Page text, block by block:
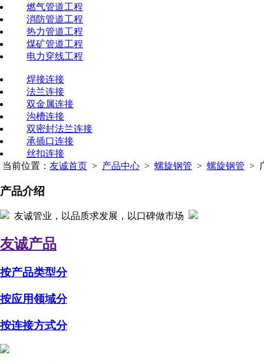
燃气管道工程
消防管道工程
热力管道工程
煤矿管道工程
电力穿线工程
焊接连接
法兰连接
双金属连接
沟槽连接
双密封法兰连接
承插口连接
丝扣连接
当前位置： 友诚首页 > 产品中心 > 螺旋钢管 > 螺旋钢管 >
产品介绍
友诚管业，以品质求发展，以口碑做市场
友诚产品
按产品类型分
按应用领域分
按连接方式分